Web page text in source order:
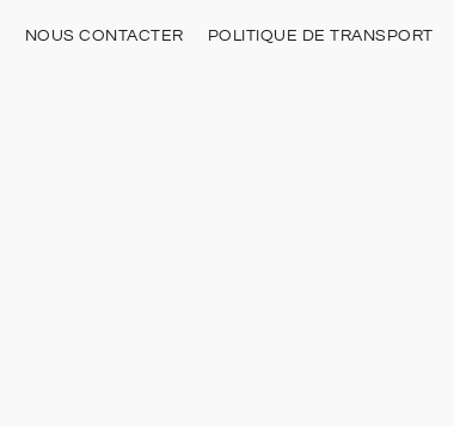
NOUS CONTACTER POLITIQUE DE TRANSPORT